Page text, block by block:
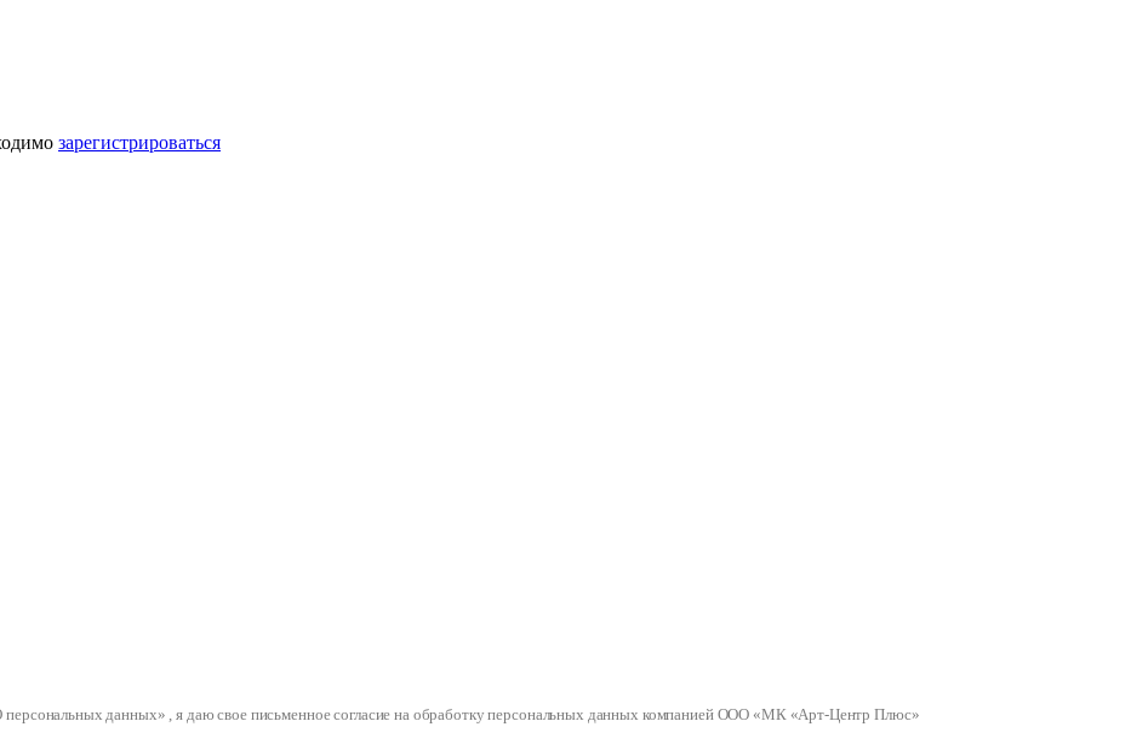
зарегистрироваться
данных» , я даю свое письменное согласие на обработку персональных данных компанией ООО «МК «Арт-Центр Плюс»